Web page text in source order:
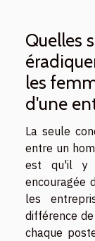
Quelles
les
d'une
La seule
entre un
est qu'il y
encouragée
les
différence
chaque